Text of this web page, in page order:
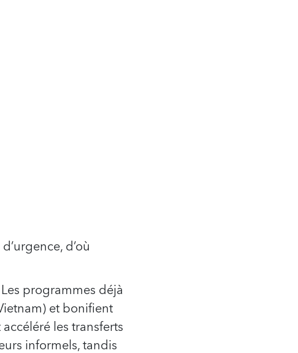
d’où
programmes déjà
et bonifient
les transferts
informels, tandis